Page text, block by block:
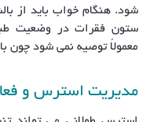
شود. هنگام خواب باید از
ستون فقرات در وضعیت
معمولاً توصیه نمی شود چون
مدیریت استرس و